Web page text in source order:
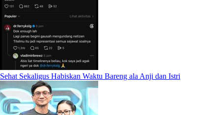
Sehat Sekaligus Habiskan Waktu Bareng ala Anji dan Istri